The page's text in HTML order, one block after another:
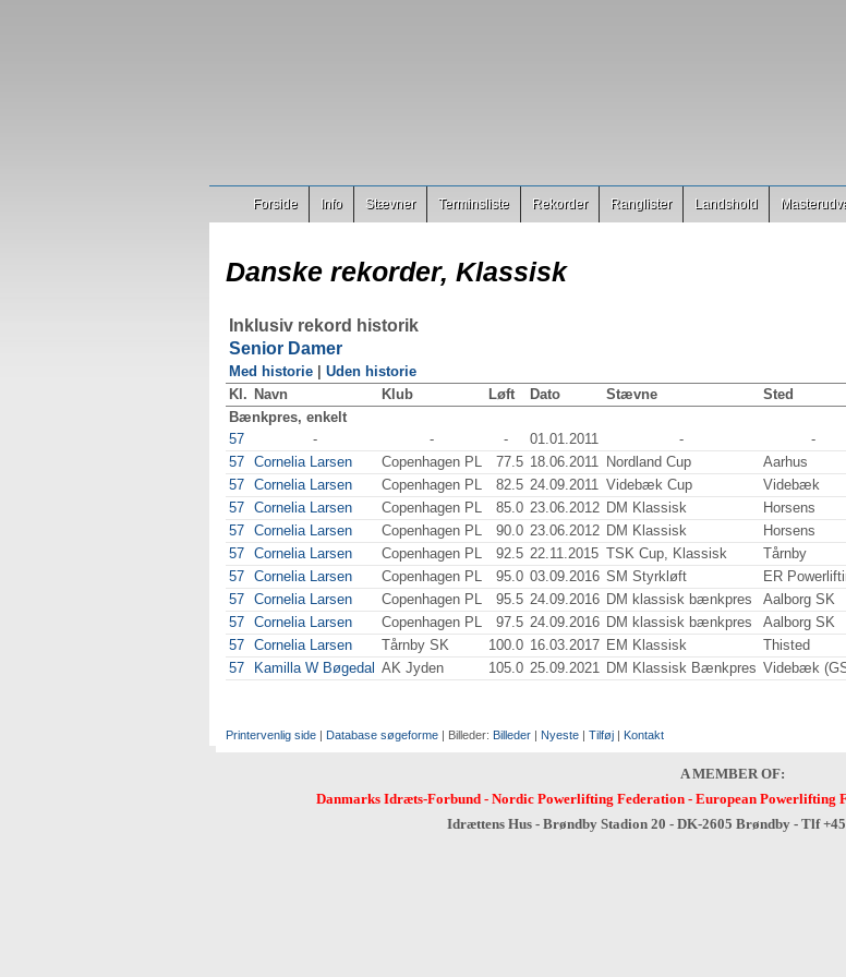
Forside Info Stævner Terminsliste Rekorder Ranglister Landshold
Danske rekorder, Klassisk
Inklusiv rekord historik
Senior Damer
Med historie
Uden historie
Kl. Navn Klub Løft Dato Stævne
Sted
Bænkpres, enkelt
57
- - - 01.01.2011 -
-
57 Cornelia Larsen Copenhagen PL 77.5 18.06.2011 Nordland Cup
Aarhus
57 Cornelia Larsen Copenhagen PL 82.5 24.09.2011 Videbæk Cup
Videbæk
57 Cornelia Larsen Copenhagen PL 85.0 23.06.2012 DM Klassisk
Horsens
57 Cornelia Larsen Copenhagen PL 90.0 23.06.2012 DM Klassisk
Horsens
57 Cornelia Larsen Copenhagen PL 92.5 22.11.2015 TSK Cup, Klassisk
Tårnby
57 Cornelia Larsen Copenhagen PL 95.0 03.09.2016 SM Styrkløft
ER
57 Cornelia Larsen Copenhagen PL 95.5 24.09.2016 DM klassisk bænkpres
Aalborg SK
57 Cornelia Larsen Copenhagen PL 97.5 24.09.2016 DM klassisk bænkpres
Aalborg SK
57 Cornelia Larsen Tårnby SK 100.0 16.03.2017 EM Klassisk
Thisted
57
Kamilla W Bøgedal AK Jyden 105.0 25.09.2021 DM Klassisk Bænkpres Videbæk
Printervenlig side | Database søgeforme | Billeder: Billeder | Nyeste | Tilføj | Kontakt
A MEMBER OF:
Danmarks Idræts-Forbund- Nordic Powerlifting Federation- European Powerlifting
Idrættens Hus - Brøndby Stadion 20 - DK-2605 Brøndby - Tlf